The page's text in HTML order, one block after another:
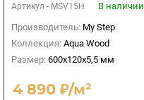
Артикул - MSV15H
В наличии
Производитель: My Step
Коллекция: Aqua Wood
Размер: 600х120х5,5 мм
4 890 ₽/м²